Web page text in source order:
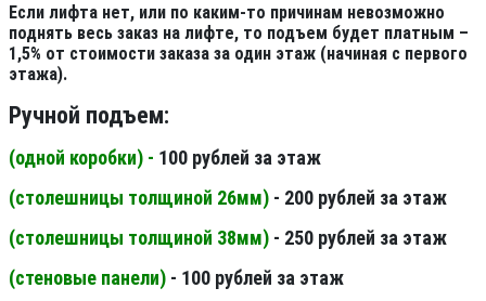
Если лифта нет, или по каким-то причинам невозможно
поднять весь заказ на лифте, то подъем будет платным –
1,5% от стоимости заказа за один этаж (начиная с первого
этажа).
Ручной подъем:
(одной коробки) - 100 рублей за этаж
(столешницы толщиной 26мм) - 200 рублей за этаж
(столешницы толщиной 38мм) - 250 рублей за этаж
(стеновые панели) - 100 рублей за этаж